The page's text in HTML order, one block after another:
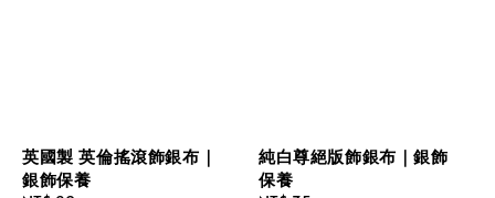
英國製 英倫搖滾飾銀布｜
銀飾保養
純白尊絕版飾銀布｜銀飾
保養